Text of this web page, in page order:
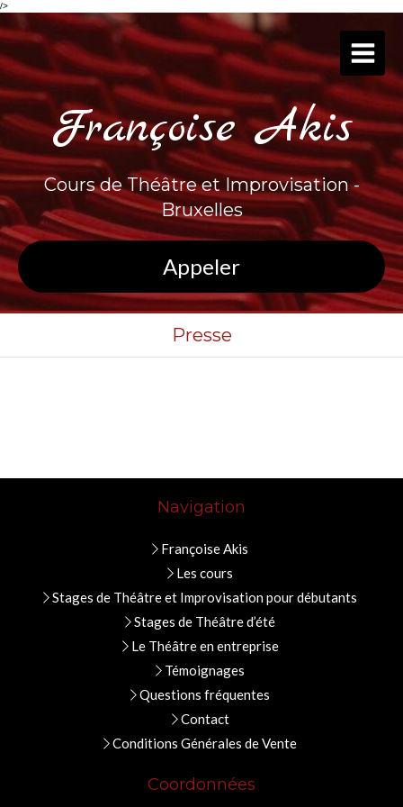
/>
Françoise Akis
Cours de Théâtre et Improvisation -
Bruxelles
Appeler
Presse
Navigation
Françoise Akis
Les cours
Stages de Théâtre et Improvisation pour débutants
Stages de Théâtre d’été
Le Théâtre en entreprise
Témoignages
Questions fréquentes
Contact
Conditions Générales de Vente
Coordonnées